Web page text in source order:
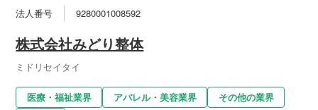
法人番号 9280001008592
株式会社みどり整体
ミドリセイタイ
医療・福祉業界 アパレル・美容業界
その他の業界